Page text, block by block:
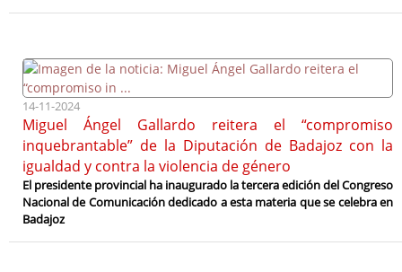
14-11-2024
Miguel Ángel Gallardo reitera el “compromiso
inquebrantable” de la Diputación de Badajoz con la
igualdad y contra la violencia de género
El presidente provincial ha inaugurado la tercera edición del Congreso
Nacional de Comunicación dedicado a esta materia que se celebra en
Badajoz